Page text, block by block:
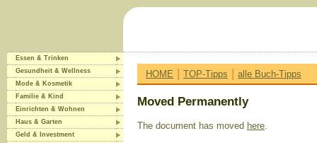
Essen & Trinken
Gesundheit & Wellness
Mode & Kosmetik
Familie & Kind
Einrichten & Wohnen
Haus & Garten
Geld & Investment
HOME | TOP-Tipps | alle Buch-Tipps
Moved Permanently
The document has moved here.